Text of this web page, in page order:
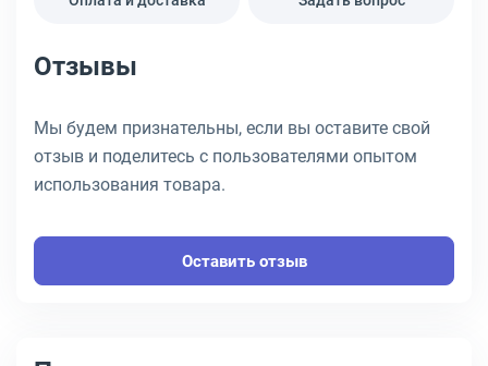
Отзывы
Мы будем признательны, если вы оставите свой
отзыв и поделитесь с пользователями опытом
использования товара.
Оставить отзыв